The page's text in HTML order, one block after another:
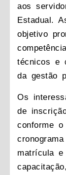
aos
Estadual.
objetivo
técnicos e
da gestão
Os
de
conforme
matrícula